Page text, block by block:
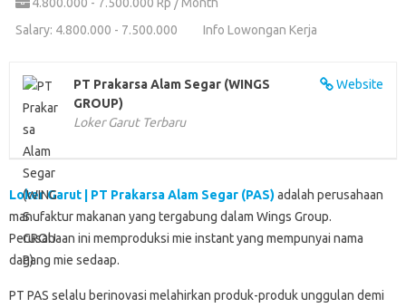
Salary: 4.800.000 - 7.500.000
Info Lowongan Kerja
Website
PT Prakarsa Alam Segar (WINGS
GROUP)
Loker Garut Terbaru
Loker Garut | PT Prakarsa Alam Segar (PAS)adalah perusahaan
manufaktur makanan yang tergabung dalam Wings Group.
Perusahaan ini memproduksi mie instant yang mempunyai nama
dagang mie sedaap.
PT PAS selalu berinovasi melahirkan produk-produk unggulan demi